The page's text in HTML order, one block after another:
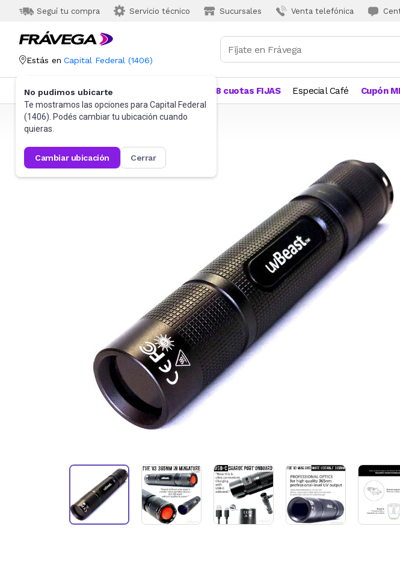
Seguí tu compra Servicio técnico Sucursales Venta telefónica
Estás en Capital Federal (1406)
No pudimos ubicarte
Te mostramos las opciones para Capital Federal
(1406). Podés cambiar tu ubicación cuando
quieras.
cambiar ubicación cerrar
Categorías Más Vendidos 18 cuotas FIJAS Especial Café Cupón
Frávega Camping y Aire Libre Linternas y faroles